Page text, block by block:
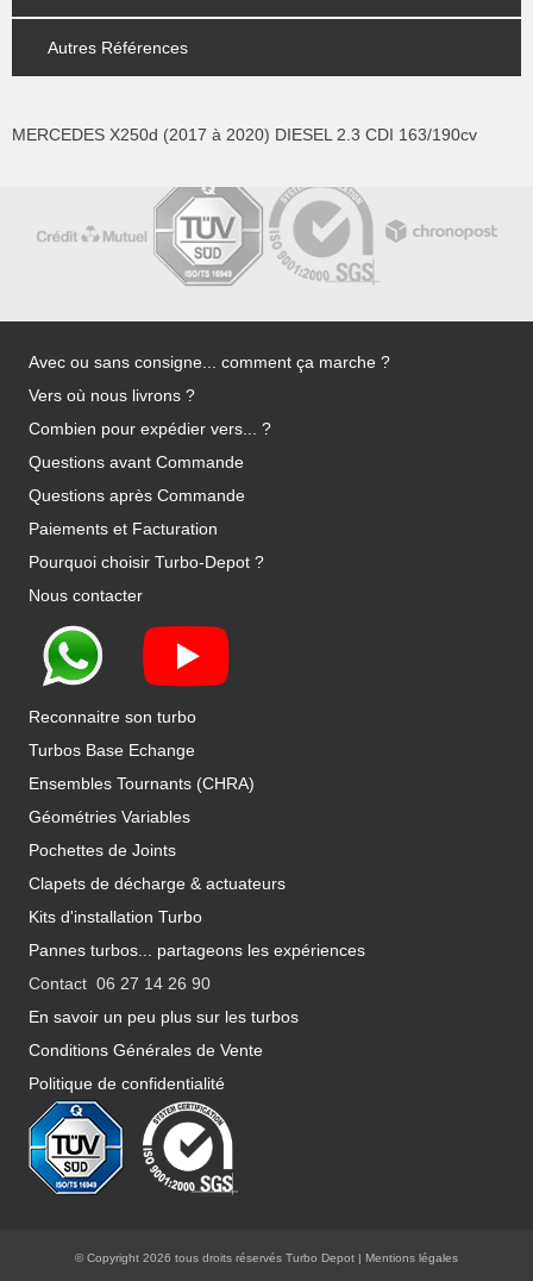
Autres Références
MERCEDES X250d (2017 à 2020) DIESEL 2.3 CDI 163/190cv
Avec ou sans consigne... comment ça marche ?
Vers où nous livrons ?
Combien pour expédier vers... ?
Questions avant Commande
Questions après Commande
Paiements et Facturation
Pourquoi choisir Turbo-Depot ?
Nous contacter
Reconnaitre son turbo
Turbos Base Echange
Ensembles Tournants (CHRA)
Géométries Variables
Pochettes de Joints
Clapets de décharge & actuateurs
Kits d'installation Turbo
Pannes turbos... partageons les expériences
Contact 06 27 14 26 90
En savoir un peu plus sur les turbos
Conditions Générales de Vente
Politique de confidentialité
© Copyright 2026 tous droits réservés Turbo Depot | Mentions légales